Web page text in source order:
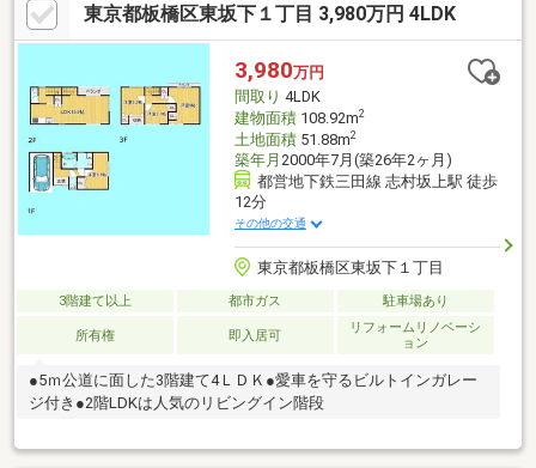
東京都板橋区東坂下１丁目 3,980万円 4LDK
3,980万円
間取り 4LDK
建物面積108.92m2
土地面積51.88m2
築年月 2000年7月(築26年2ヶ月)
都営地下鉄三田線 志村坂上駅 徒歩
12分
その他の交通
東京都板橋区東坂下１丁目
3階建て以上 都市ガス 駐車場あり
所有権 即入居可
リフォームリノベーシ
ョン
●5ｍ公道に面した3階建て4ＬＤＫ●愛車を守るビルトインガレー
ジ付き●2階LDKは人気のリビングイン階段